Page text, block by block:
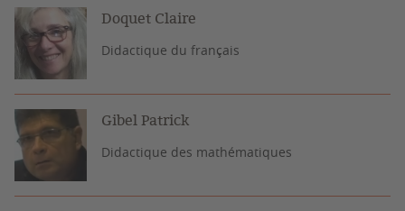
Doquet Claire
Didactique du français
Gibel Patrick
Didactique des mathématiques